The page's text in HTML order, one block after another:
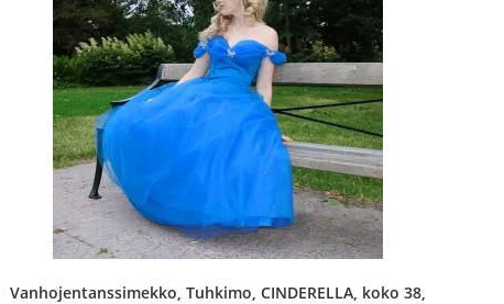
Vanhojentanssimekko, Tuhkimo, CINDERELLA, koko 38,